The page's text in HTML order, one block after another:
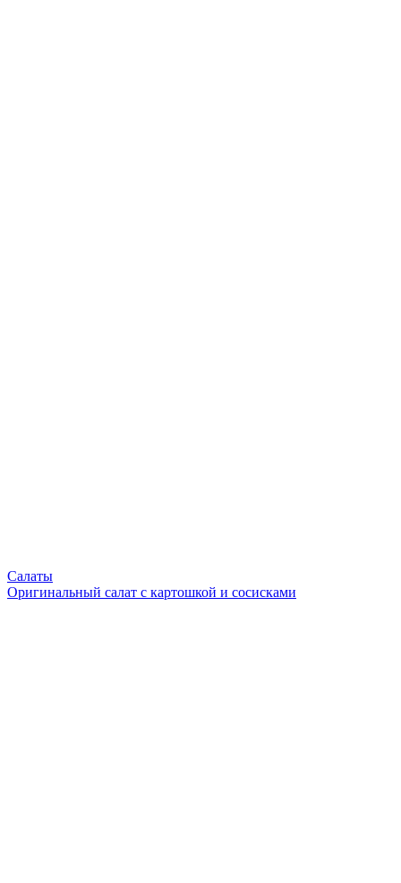
Салаты
Оригинальный салат с картошкой и сосисками